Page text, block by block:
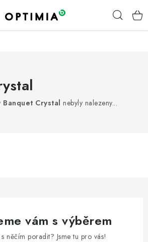
Banquet Crystal nebyly nalezeny...
vám s výběrem
něčím poradit? Jsme tu pro vás!